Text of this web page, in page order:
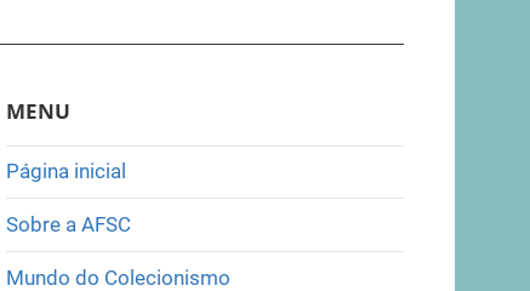
MENU
Página inicial
Sobre a AFSC
Mundo do Colecionismo